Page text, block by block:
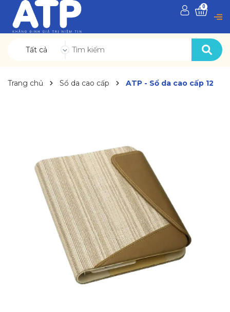
Tất cả
0
Trang chủ Sổ da cao cấp ATP - Sổ da cao cấp 12